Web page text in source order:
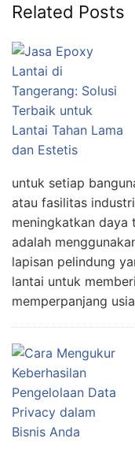
Related Posts
untuk setiap
atau fasilitas
meningkatkan daya
adalah
lapisan pelindung
lantai untuk
memperpanjang